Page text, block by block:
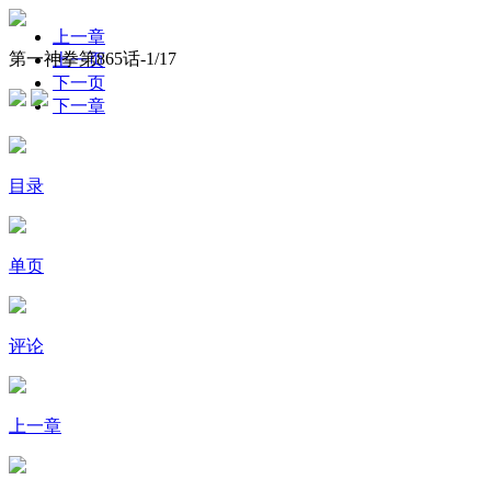
第一神拳第865话-1/17
上一章
上一页
下一页
下一章
目录
单页
评论
上一章